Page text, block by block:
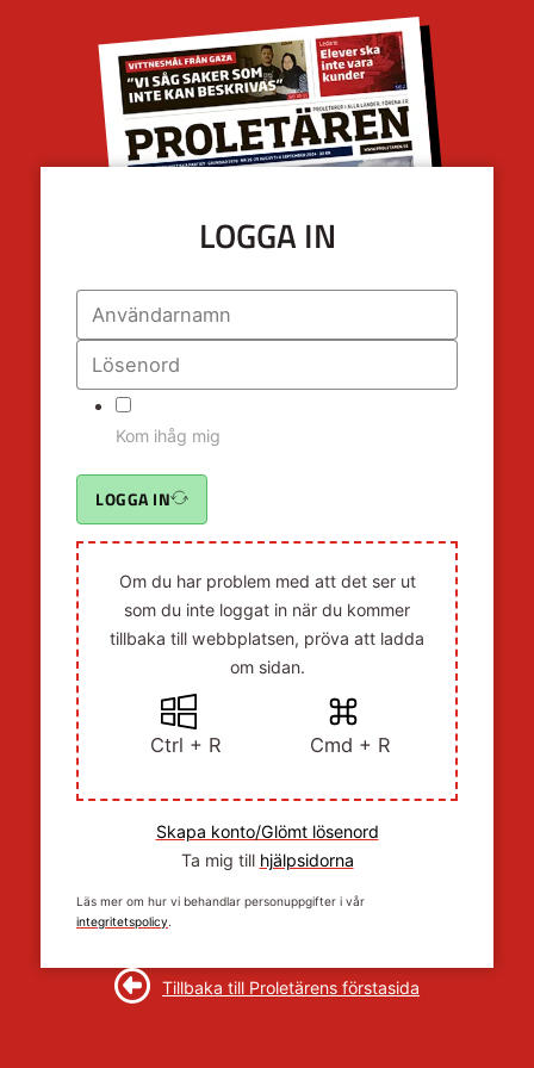
LOGGA IN
Kom ihåg mig
LOGGA IN
Om du har problem med att det ser ut
som du inte loggat in när du kommer
tillbaka till webbplatsen, pröva att ladda
om sidan.
Ctrl + R Cmd + R
Skapa konto/Glömt lösenord
Ta mig till hjälpsidorna
Läs mer om hur vi behandlar personuppgifter i vår
integritetspolicy.
Tillbaka till Proletärens förstasida